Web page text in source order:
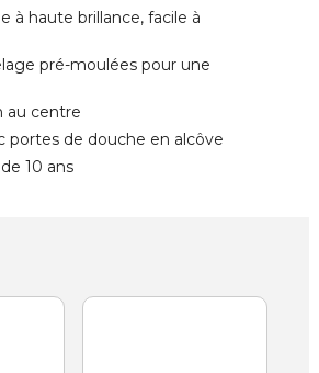
à haute brillance, facile à
pré-moulées pour une
au centre
portes de douche en alcôve
10 ans